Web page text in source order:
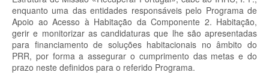
enquanto uma das entidades responsáveis pelo Programa de
Apoio ao Acesso à Habitação da Componente 2. Habitação,
gerir e monitorizar as candidaturas que lhe são apresentadas
para financiamento de soluções habitacionais no âmbito do
PRR, por forma a assegurar o cumprimento das metas e do
prazo neste definidos para o referido Programa.